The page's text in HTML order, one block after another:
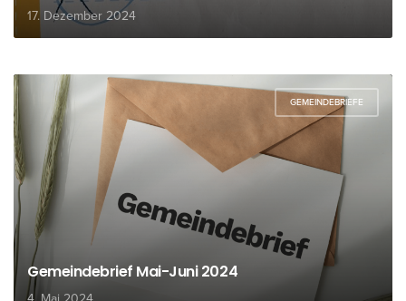
17. Dezember 2024
GEMEINDEBRIEFE
Gemeindebrief Mai-Juni 2024